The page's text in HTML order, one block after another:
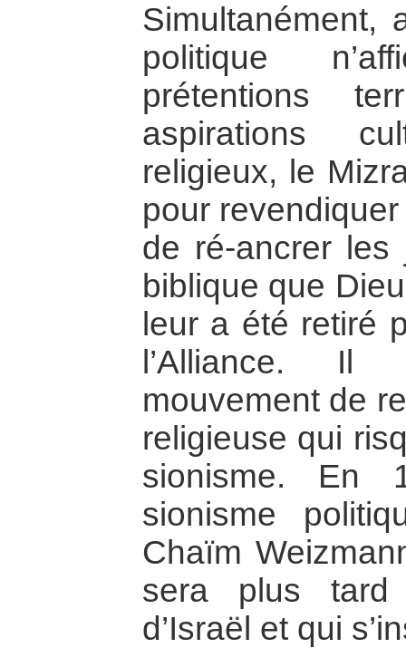
Simultanément,
politique
prétentions
aspirations
religieux, le
pour
de ré-ancrer les
biblique que
leur a été retiré
l’Alliance. Il
mouvement de
religieuse qui
sionisme. En
sionisme
Chaïm
sera plus tard
d’Israël et qui